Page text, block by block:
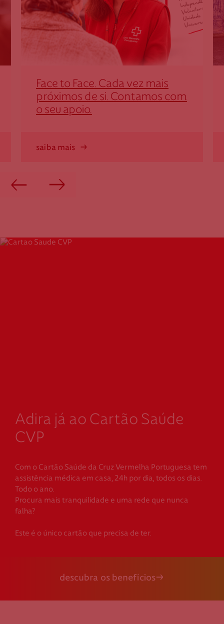
Face to Face. Cada vez mais
próximos de si. Contamos com
o seu apoio.
saiba mais
Adira já ao Cartão Saúde
CVP
Com o Cartão Saúde da Cruz Vermelha Portuguesa tem
assistência médica em casa, 24h por dia, todos os dias.
Todo o ano.
Procura mais tranquilidade e uma rede que nunca
falha?
Este é o único cartão que precisa de ter.
descubra os benefícios